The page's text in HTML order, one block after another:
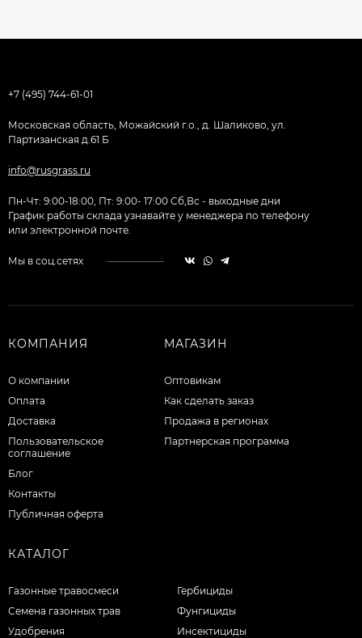
+7 (495) 744-61-01
Московская область, Можайский г.о., д. Шаликово, ул.
Партизанская д.61 Б
info@rusgrass.ru
Пн-Чт: 9:00-18:00, Пт: 9:00- 17:00 Сб,Вс - выходные дни
График работы склада узнавайте у менеджера по телефону
или электронной почте.
Мы в соц.сетях
КОМПАНИЯ
О компании
Оплата
Доставка
Пользовательское
соглашение
Блог
Контакты
Публичная оферта
МАГАЗИН
Оптовикам
Как сделать заказ
Продажа в регионах
Партнерская программа
КАТАЛОГ
Газонные травосмеси
Семена газонных трав
Удобрения
Гербициды
Фунгициды
Инсектициды